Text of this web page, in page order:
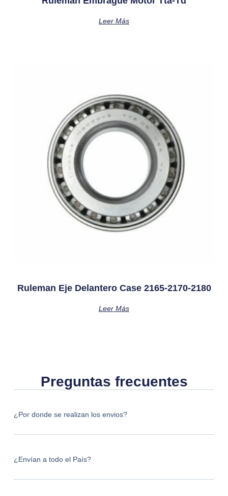
Leer Más
Ruleman Eje Delantero Case 2165-2170-2180
Leer Más
Preguntas frecuentes
¿Por donde se realizan los envios?
¿Envían a todo el País?